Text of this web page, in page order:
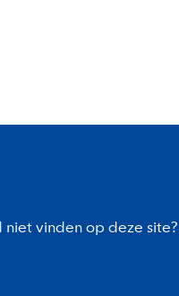
vinden op deze